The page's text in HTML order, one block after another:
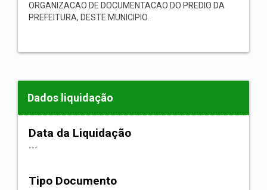
ORGANIZACAO DE DOCUMENTACAO DO PREDIO DA
PREFEITURA, DESTE MUNICIPIO.
Dados liquidação
Data da Liquidação
---
Tipo Documento